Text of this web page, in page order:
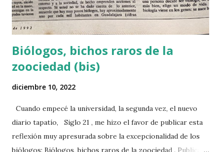
de su producción? El desmonte para establecer parcelas
de cultivo,...
Biólogos, bichos raros de la
zoociedad (bis)
diciembre 10, 2022
Cuando empecé la universidad, la segunda vez, el nuevo
diario tapatío, Siglo 21 , me hizo el favor de publicar esta
reflexión muy apresurada sobre la excepcionalidad de los
biólogos: Biólogos, bichos raros de la zoociedad . Publicado